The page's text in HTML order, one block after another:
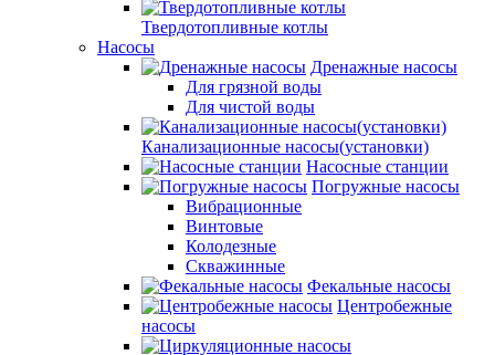
Твердотопливные котлы
Насосы
Дренажные насосы
Для грязной воды
Для чистой воды
Канализационные насосы(установки)
Насосные станции
Погружные насосы
Вибрационные
Винтовые
Колодезные
Скважинные
Фекальные насосы
Центробежные
насосы